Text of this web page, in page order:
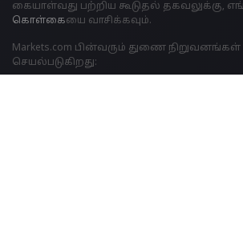
கையாள்வது பற்றிய கூடுதல் தகவலுக்கு,
கொள்கையை வாசிக்கவும்.
Markets.com பின்வரும் துணை நிறுவனங்கள்
செயல்படுகிறது: